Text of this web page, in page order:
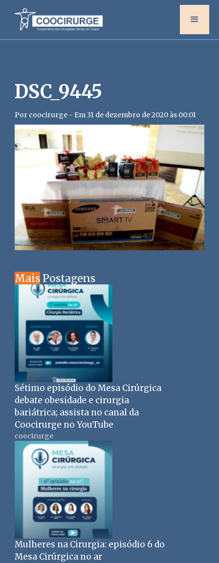
DSC_9445
Por coocirurge - Em 31 de dezembro de 2020 às 00:01
Mais Postagens
Sétimo episódio do Mesa Cirúrgica
debate obesidade e cirurgia
bariátrica; assista no canal da
Coocirurge no YouTube
coocirurge
Mulheres na Cirurgia: episódio 6 do
Mesa Cirúrgica no ar